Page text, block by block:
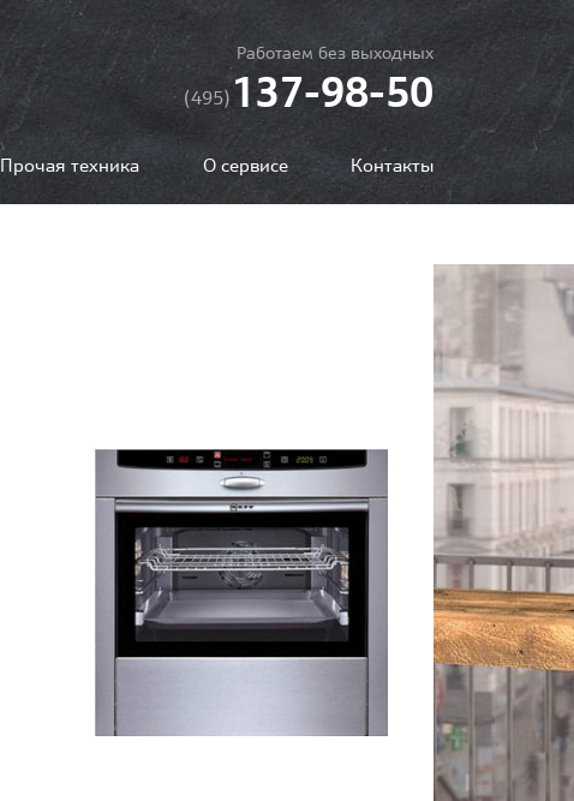
Работаем без выходных
(495)137-98-50
Прочая техника О сервисе Контакты